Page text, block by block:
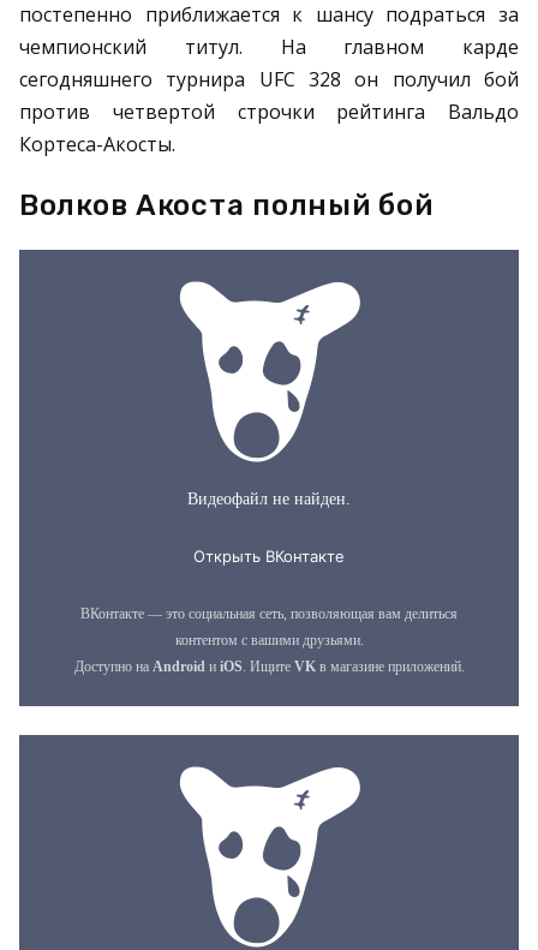
постепенно приближается к шансу подраться за
чемпионский титул. На главном карде
сегодняшнего турнира UFC 328 он получил бой
против четвертой строчки рейтинга Вальдо
Кортеса-Акосты.
Волков Акоста полный бой